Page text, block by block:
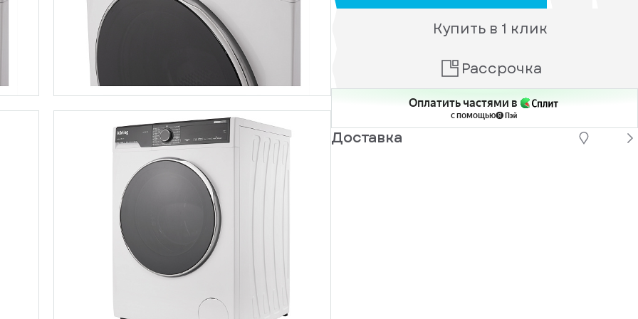
Купить в 1 клик
Рассрочка
Оплатить частями в
с помощью
Доставка